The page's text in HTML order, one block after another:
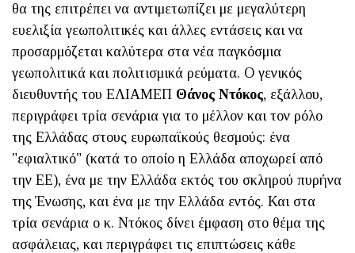
θα της επιτρέπει να αντιμετωπίζει με μεγαλύτερη
ευελιξία γεωπολιτικές και άλλες εντάσεις και να
προσαρμόζεται καλύτερα στα νέα παγκόσμια
γεωπολιτικά και πολιτισμικά ρεύματα. Ο γενικός
διευθυντής του ΕΛΙΑΜΕΠ Θάνος Ντόκος, εξάλλου,
περιγράφει τρία σενάρια για το μέλλον και τον ρόλο
της Ελλάδας στους ευρωπαϊκούς θεσμούς: ένα
"εφιαλτικό" (κατά το οποίο η Ελλάδα αποχωρεί από
την ΕΕ), ένα με την Ελλάδα εκτός του σκληρού πυρήνα
της Ένωσης, και ένα με την Ελλάδα εντός. Και στα
τρία σενάρια ο κ. Ντόκος δίνει έμφαση στο θέμα της
ασφάλειας, και περιγράφει τις επιπτώσεις κάθε